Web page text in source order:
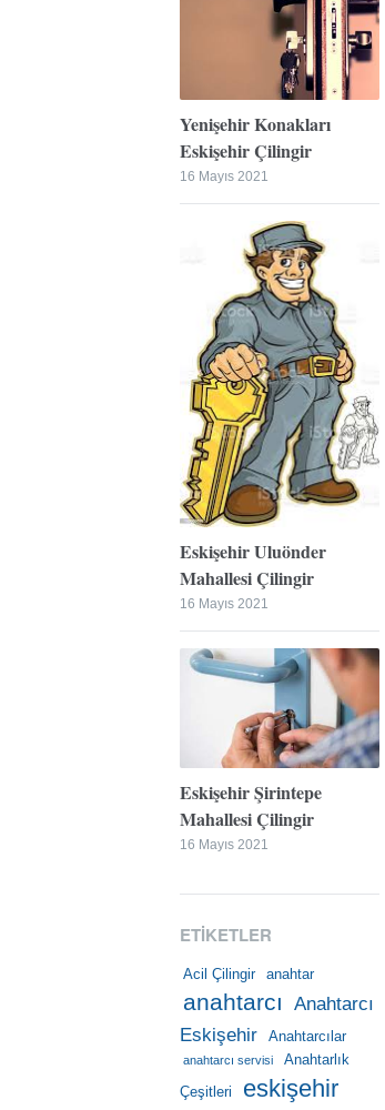
Yenişehir Konakları
Eskişehir Çilingir
16 Mayıs 2021
Eskişehir Uluönder
Mahallesi Çilingir
16 Mayıs 2021
Eskişehir Şirintepe
Mahallesi Çilingir
16 Mayıs 2021
ETIKETLER
Acil Çilingir anahtar
anahtarcı Anahtarcı
Eskişehir
Anahtarcılar
anahtarcı servisi Anahtarlık
Çeşitleri
eskişehir